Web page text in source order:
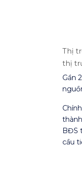
Thị
thị
Gần
BĐS
cầu